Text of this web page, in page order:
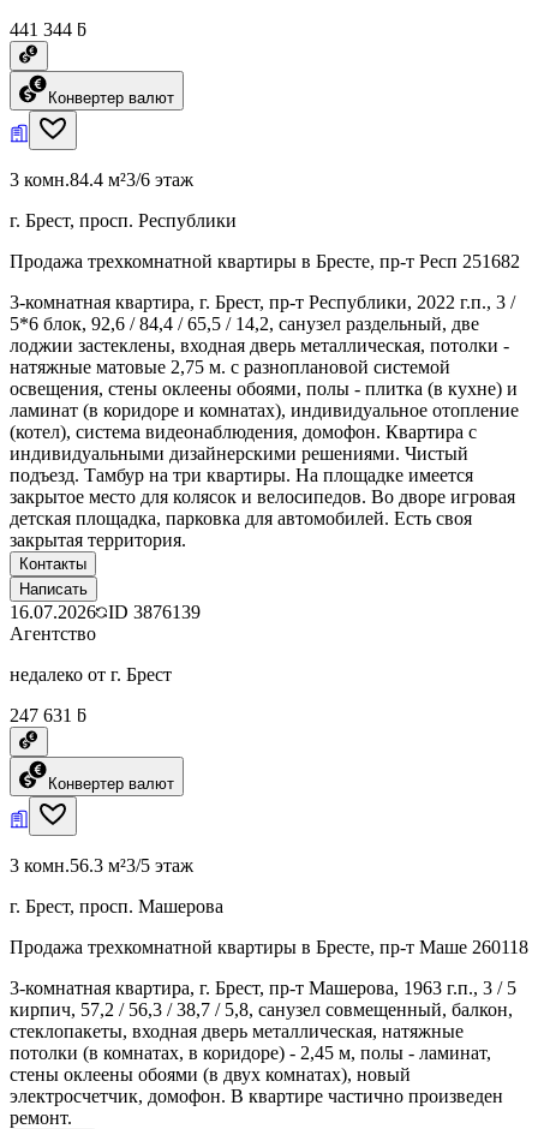
441 344 ƃ
Конвертер валют
3 комн.84.4 м²3/6 этаж
г. Брест, просп. Республики
Продажа трехкомнатной квартиры в Бресте, пр-т Респ 251682
3-комнатная квартира, г. Брест, пр-т Республики, 2022 г.п., 3 /
5*6 блок, 92,6 / 84,4 / 65,5 / 14,2, санузел раздельный, две
лоджии застеклены, входная дверь металлическая, потолки -
натяжные матовые 2,75 м. с разноплановой системой
освещения, стены оклеены обоями, полы - плитка (в кухне) и
ламинат (в коридоре и комнатах), индивидуальное отопление
(котел), система видеонаблюдения, домофон. Квартира с
индивидуальными дизайнерскими решениями. Чистый
подъезд. Тамбур на три квартиры. На площадке имеется
закрытое место для колясок и велосипедов. Во дворе игровая
детская площадка, парковка для автомобилей. Есть своя
закрытая территория.
Контакты
Написать
16.07.2026 ID 3876139
Агентство
недалеко от г. Брест
247 631 ƃ
Конвертер валют
3 комн.56.3 м²3/5 этаж
г. Брест, просп. Машерова
Продажа трехкомнатной квартиры в Бресте, пр-т Маше 260118
3-комнатная квартира, г. Брест, пр-т Машерова, 1963 г.п., 3 / 5
кирпич, 57,2 / 56,3 / 38,7 / 5,8, санузел совмещенный, балкон,
стеклопакеты, входная дверь металлическая, натяжные
потолки (в комнатах, в коридоре) - 2,45 м, полы - ламинат,
стены оклеены обоями (в двух комнатах), новый
электросчетчик, домофон. В квартире частично произведен
ремонт.